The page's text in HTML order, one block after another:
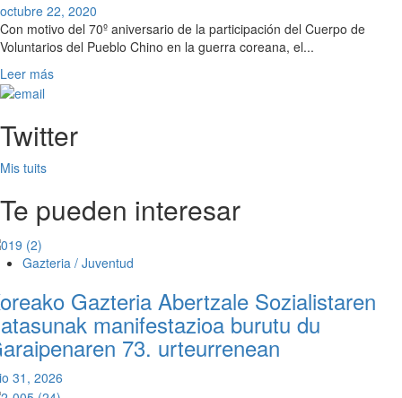
octubre 22, 2020
Con motivo del 70º aniversario de la participación del Cuerpo de
Voluntarios del Pueblo Chino en la guerra coreana, el...
Leer másLeer
Jong
cementerio
chinos
en
la
guerra
coreana
Twitter
Mis tuits
Te pueden interesar
Gazteria / Juventud
Gazteria Abertzale Sozialistaren
manifestazioa burutu du
73. urteurrenean
31, 2026